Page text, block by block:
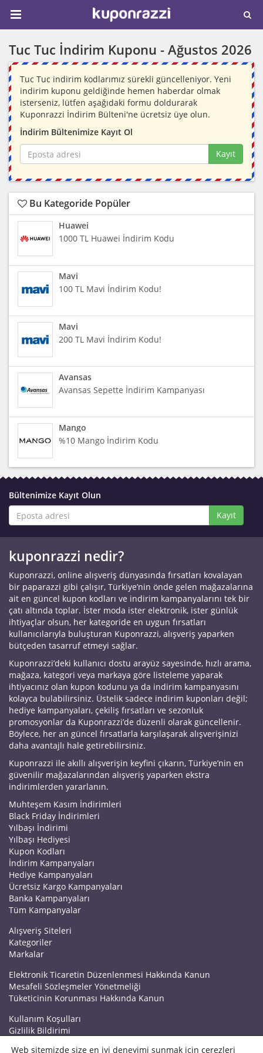
Tuc Tuc İndirim Kuponu - Ağustos 2026
Tuc Tuc indirim kodlarımız sürekli güncelleniyor. Yeni
indirim kuponu geldiğinde hemen haberdar olmak
isterseniz, lütfen aşağıdaki formu doldurarak
Kuponrazzi İndirim Bülteni'ne ücretsiz üye olun.
İndirim Bültenimize Kayıt Ol
Kayıt
Bu Kategoride Popüler
Huawei
1000 TL Huawei İndirim Kodu
Mavi
100 TL Mavi İndirim Kodu!
Mavi
200 TL Mavi İndirim Kodu!
Avansas
Avansas Sepette İndirim Kampanyası
Mango
%10 Mango İndirim Kodu
Bültenimize Kayıt Olun
Kayıt
kuponrazzi nedir?
Kuponrazzi, online alışveriş dünyasında fırsatları kovalayan
bir paparazzi gibi çalışır, Türkiye’nin önde gelen mağazalarına
ait en güncel kupon kodları ve indirim kampanyalarını tek bir
çatı altında toplar. İster moda ister elektronik, ister günlük
ihtiyaçlar olsun, her kategoride en uygun fırsatları
kullanıcılarıyla buluşturan Kuponrazzi, alışveriş yaparken
bütçeden tasarruf etmeyi sağlar.
Kuponrazzi’deki kullanıcı dostu arayüz sayesinde, hızlı arama,
mağaza, kategori veya markaya göre listeleme yaparak
ihtiyacınız olan kupon kodunu ya da indirim kampanyasını
kolayca bulabilirsiniz. Üstelik sadece indirim kuponları değil;
hediye kampanyaları, çekiliş fırsatları ve sezonluk
promosyonlar da Kuponrazzi’de düzenli olarak güncellenir.
Böylece, her an güncel fırsatlarla karşılaşarak alışverişinizi
daha avantajlı hale getirebilirsiniz.
Kuponrazzi ile akıllı alışverişin keyfini çıkarın, Türkiye’nin en
güvenilir mağazalarından alışveriş yaparken ekstra
indirimlerden yararlanın.
Muhteşem Kasım İndirimleri
Black Friday İndirimleri
Yılbaşı İndirimi
Yılbaşı Hediyesi
Kupon Kodları
İndirim Kampanyaları
Hediye Kampanyaları
Ücretsiz Kargo Kampanyaları
Banka Kampanyaları
Tüm Kampanyalar
Alışveriş Siteleri
Kategoriler
Markalar
Elektronik Ticaretin Düzenlenmesi Hakkında Kanun
Mesafeli Sözleşmeler Yönetmeliği
Tüketicinin Korunması Hakkında Kanun
Kullanım Koşulları
Gizlilik Bildirimi
Web sitemizde size en iyi deneyimi sunmak için çerezleri